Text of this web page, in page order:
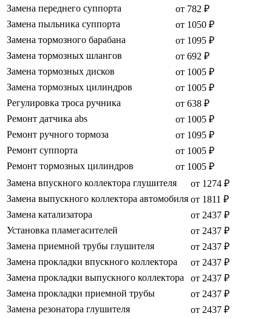
Замена переднего суппорта
от 782 ₽
Замена пыльника суппорта
от 1050 ₽
Замена тормозного барабана
от 1095 ₽
Замена тормозных шлангов
от 692 ₽
Замена тормозных дисков
от 1005 ₽
Замена тормозных цилиндров
от 1005 ₽
Регулировка троса ручника
от 638 ₽
Ремонт датчика abs
от 1005 ₽
Ремонт ручного тормоза
от 1095 ₽
Ремонт суппорта
от 1005 ₽
Ремонт тормозных цилиндров
от 1005 ₽
Замена впускного коллектора глушителя
от 1274 ₽
Замена выпускного коллектора автомобиля от 1811 ₽
Замена катализатора
от 2437 ₽
Установка пламегасителей
от 2437 ₽
Замена приемной трубы глушителя
от 2437 ₽
Замена прокладки впускного коллектора
от 2437 ₽
Замена прокладки выпускного коллектора
от 2437 ₽
Замена прокладки приемной трубы
от 2437 ₽
Замена резонатора глушителя
от 2437 ₽